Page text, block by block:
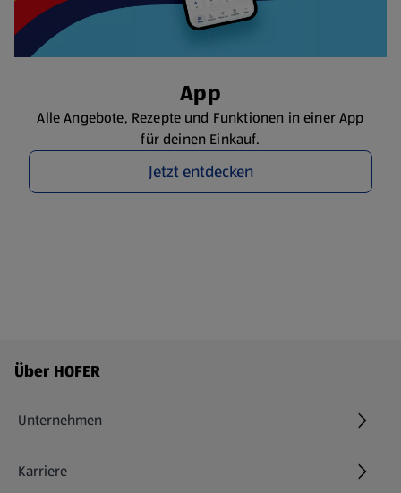
App
Alle Angebote, Rezepte und Funktionen in einer App
für deinen Einkauf.
Jetzt entdecken
Fußzeilenmenü - weitere Links
Über HOFER
Unternehmen
Karriere
(öffnet in einem neuen Tab)